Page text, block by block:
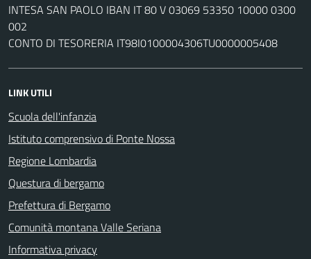
INTESA SAN PAOLO IBAN IT 80 V 03069 53350 10000 0300
002
CONTO DI TESORERIA IT98I0100004306TU0000005408
LINK UTILI
Scuola dell'infanzia
Istituto comprensivo di Ponte Nossa
Regione Lombardia
Questura di bergamo
Prefettura di Bergamo
Comunità montana Valle Seriana
Informativa privacy